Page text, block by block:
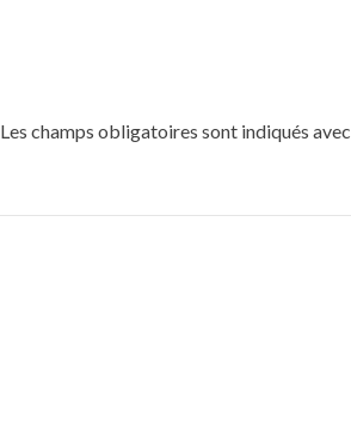
Les champs obligatoires sont indiqués avec